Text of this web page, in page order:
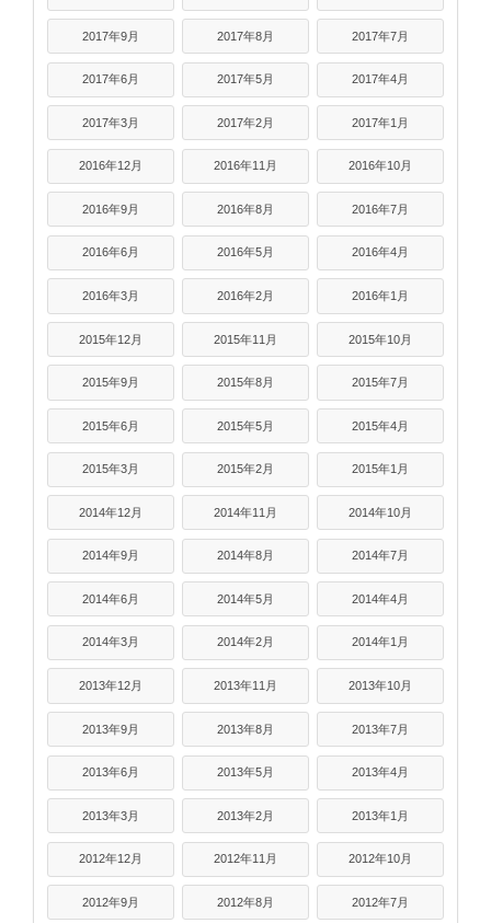
2017年9月 2017年8月 2017年7月
2017年6月 2017年5月 2017年4月
2017年3月 2017年2月 2017年1月
2016年12月 2016年11月 2016年10月
2016年9月 2016年8月 2016年7月
2016年6月 2016年5月 2016年4月
2016年3月 2016年2月 2016年1月
2015年12月 2015年11月 2015年10月
2015年9月 2015年8月 2015年7月
2015年6月 2015年5月 2015年4月
2015年3月 2015年2月 2015年1月
2014年12月 2014年11月 2014年10月
2014年9月 2014年8月 2014年7月
2014年6月 2014年5月 2014年4月
2014年3月 2014年2月 2014年1月
2013年12月 2013年11月 2013年10月
2013年9月 2013年8月 2013年7月
2013年6月 2013年5月 2013年4月
2013年3月 2013年2月 2013年1月
2012年12月 2012年11月 2012年10月
2012年9月 2012年8月 2012年7月